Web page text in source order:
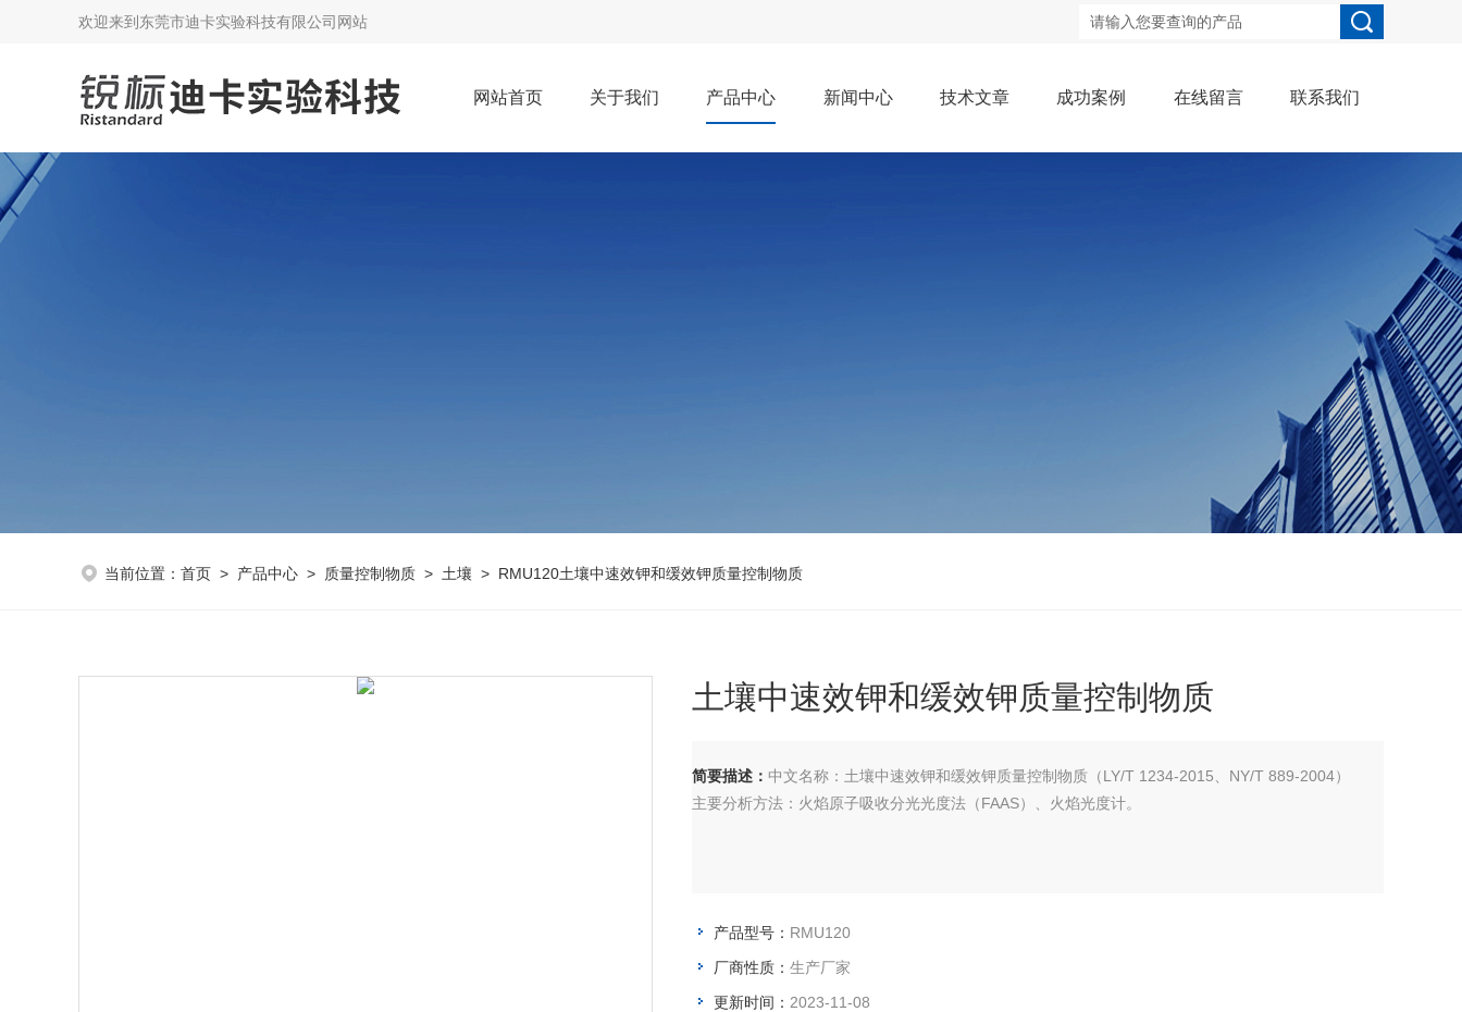
欢迎来到 东莞市迪卡实验科技有限公司网站
网站首页 关于我们 产品中心 新闻中心 技术文章 成功案例 在线留言 联系我们
当前位置： 首页 > 产品中心 > 质量控制物质 > 土壤 > RMU120土壤中速效钾和缓效钾质量控制物质
土壤中速效钾和缓效钾质量控制物质
简要描述： 中文名称：土壤中速效钾和缓效钾质量控制物质（LY/T 1234-2015、NY/T 889-2004）
主要分析方法：火焰原子吸收分光光度法（FAAS）、火焰光度计。
产品型号： RMU120
厂商性质： 生产厂家
更新时间： 2023-11-08